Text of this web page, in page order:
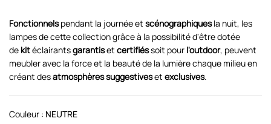
Fonctionnelspendant la journée et scénographiquesla nuit, les
lampes de cette collection grâce à la possibilité d'être dotée
de kitéclairantsgarantiset certifiéssoit pour l'outdoor, peuvent
meubler avec la force et la beauté de la lumière chaque milieu en
créant desatmosphères suggestiveset exclusives.
Couleur : NEUTRE